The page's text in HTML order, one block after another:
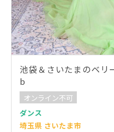
池袋＆さいたまのベリ
b
オンライン不可
ダンス
埼玉県 さいたま市